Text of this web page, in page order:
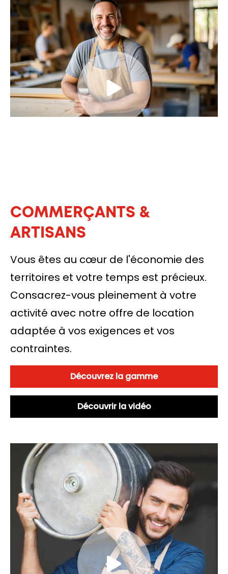
COMMERÇANTS &
ARTISANS
Vous êtes au cœur de l'économie des
territoires et votre temps est précieux.
Consacrez-vous pleinement à votre
activité avec notre offre de location
adaptée à vos exigences et vos
contraintes.
Découvrez la gamme
Découvrir la vidéo